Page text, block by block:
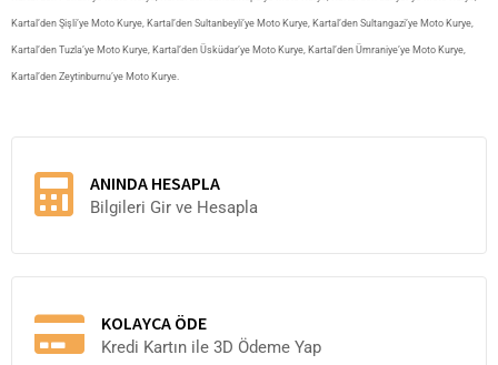
Kartal’den Şişli’ye Moto Kurye, Kartal’den Sultanbeyli’ye Moto Kurye, Kartal’den Sultangazi’ye Moto Kurye,
Kartal’den Tuzla’ye Moto Kurye, Kartal’den Üsküdar’ye Moto Kurye, Kartal’den Ümraniye’ye Moto Kurye,
Kartal’den Zeytinburnu’ye Moto Kurye.
ANINDA HESAPLA
Bilgileri Gir ve Hesapla
KOLAYCA ÖDE
Kredi Kartın ile 3D Ödeme Yap